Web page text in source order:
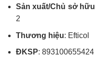
Sản xuất/Chủ sở hữu
2
Thương hiệu: Efticol
ĐKSP: 893100655424